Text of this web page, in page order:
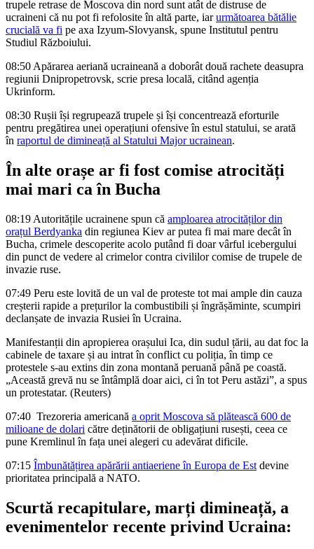
trupele retrase de Moscova din nord sunt atât de distruse de
ucraineni că nu pot fi refolosite în altă parte, iarurmătoarea bătălie
crucială va fi pe axa Izyum-Slovyansk, spune Institutul pentru
Studiul Războiului.
08:50 Apărarea aeriană ucraineană a doborât două rachete deasupra
regiunii Dnipropetrovsk, scrie presa locală, citând agenția
Ukrinform.
08:30 Rușii își regrupează trupele și își concentrează eforturile
pentru pregătirea unei operațiuni ofensive în estul statului, se arată
în raportul de dimineață al Statului Major ucrainean.
În alte orașe ar fi fost comise atrocități
mai mari ca în Bucha
08:19 Autoritățile ucrainene spun că amploarea atrocităților din
orațul Berdyanka din regiunea Kiev ar putea fi mai mare decât în
Bucha, crimele descoperite acolo putând fi doar vârful icebergului
din punct de vedere al crimelor contra civililor comise de trupele de
invazie ruse.
07:49 Peru este lovită de un val de proteste tot mai ample din cauza
creșterii rapide a prețurilor la combustibili și îngrășăminte, scumpiri
declanșate de invazia Rusiei în Ucraina.
Manifestanții din apropierea orașului Ica, din sudul țării, au dat foc la
cabinele de taxare și au intrat în conflict cu poliția, în timp ce
protestele s-au extins din zona montană peruană până pe coastă.
„Această grevă nu se întâmplă doar aici, ci în tot Peru astăzi”, a spus
un protestatar. (Reuters)
07:40 Trezoreria americană a oprit Moscova să plătească 600 de
milioane de dolari către deținătorii de obligațiuni rusești, ceea ce
pune Kremlinul în fața unei alegeri cu adevărat dificile.
07:15 Îmbunătățirea apărării antiaeriene în Europa de Est devine
prioritatea principală a NATO.
Scurtă recapitulare, marți dimineață, a
evenimentelor recente privind Ucraina: